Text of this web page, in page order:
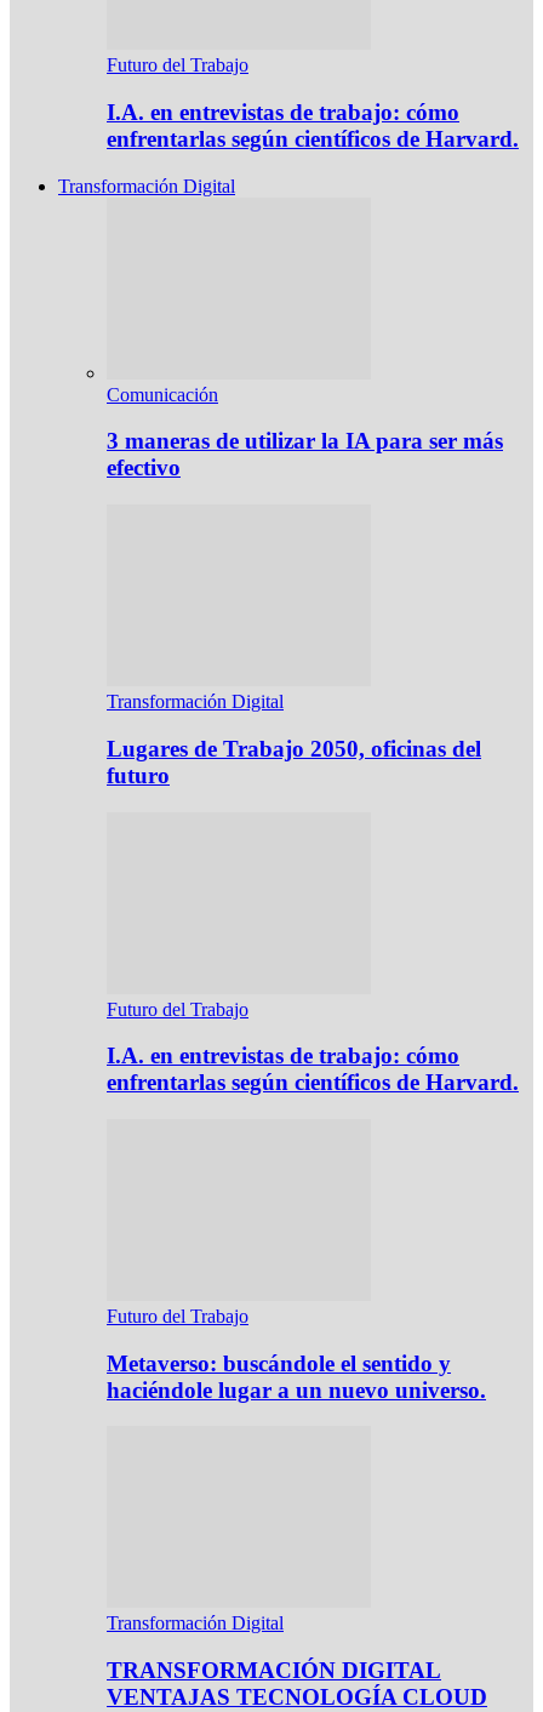
Futuro del Trabajo
I.A. en entrevistas de trabajo: cómo
enfrentarlas según científicos de Harvard.
Transformación Digital
Comunicación
3 maneras de utilizar la IA para ser más
efectivo
Transformación Digital
Lugares de Trabajo 2050, oficinas del
futuro
Futuro del Trabajo
I.A. en entrevistas de trabajo: cómo
enfrentarlas según científicos de Harvard.
Futuro del Trabajo
Metaverso: buscándole el sentido y
haciéndole lugar a un nuevo universo.
Transformación Digital
TRANSFORMACIÓN DIGITAL
VENTAJAS TECNOLOGÍA CLOUD